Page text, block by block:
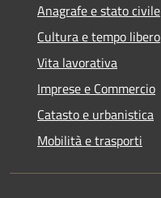
Anagrafe e stato civile
Cultura e tempo libero
Vita lavorativa
Imprese e Commercio
Catasto e urbanistica
Mobilità e trasporti